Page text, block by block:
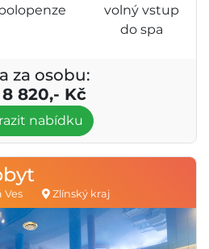
volný vstup
do spa
za osobu:
8 820,- Kč
nabídku
Ves Zlínský kraj